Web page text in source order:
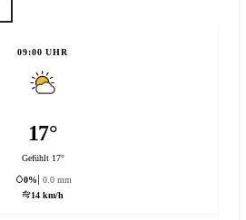
09:00 UHR
17°
Gefühlt 17°
0%
0.0 mm
14 km/h